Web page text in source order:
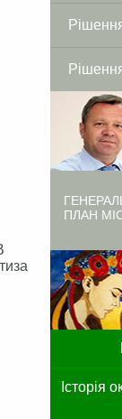
ПЛАН
Історія